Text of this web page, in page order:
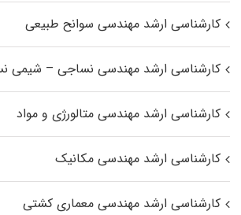
کارشناسی ارشد مهندسی سوانح طبیعی
کارشناسی ارشد مهندسی نساجی – شیمی
کارشناسی ارشد مهندسی متالورژی و مواد
کارشناسی ارشد مهندسی مکانیک
کارشناسی ارشد مهندسی معماری کشتی